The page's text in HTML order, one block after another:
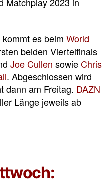
es beim World
beiden Viertelfinals
Joe Cullen sowieChris
. Abgeschlossen wird
dann am Freitag. DAZN
Länge jeweils ab